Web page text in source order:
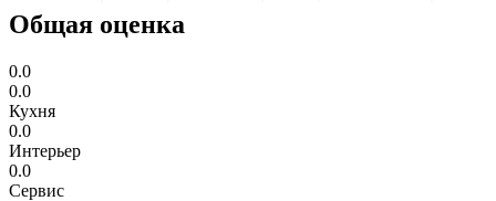
Общая оценка
0.0
0.0
Кухня
0.0
Интерьер
0.0
Сервис